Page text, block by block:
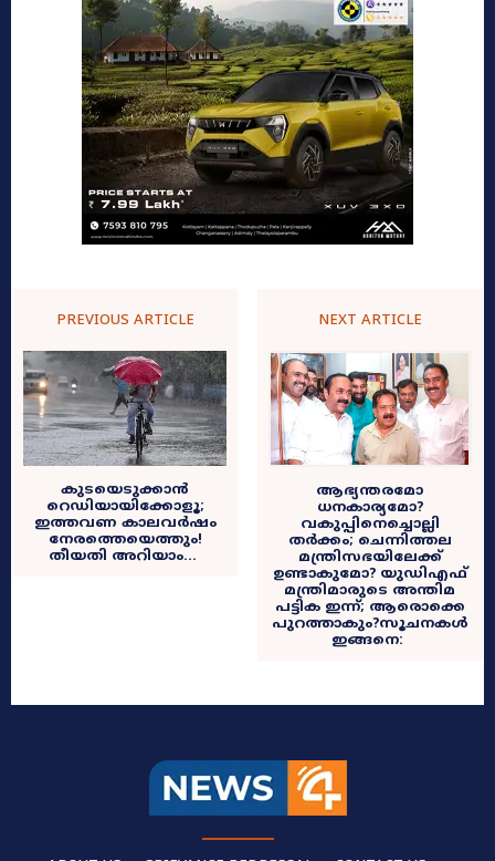
PREVIOUS ARTICLE
കുടയെടുക്കാൻ
റെഡിയായിക്കോളൂ;
ഇത്തവണ കാലവർഷം
നേരത്തെയെത്തും!
തീയതി അറിയാം…
NEXT ARTICLE
ആഭ്യന്തരമോ
ധനകാര്യമോ?
വകുപ്പിനെച്ചൊല്ലി
തർക്കം; ചെന്നിത്തല
മന്ത്രിസഭയിലേക്ക്
ഉണ്ടാകുമോ? യുഡിഎഫ്
മന്ത്രിമാരുടെ അന്തിമ
പട്ടിക ഇന്ന്; ആരൊക്കെ
പുറത്താകും?സൂചനകൾ
ഇങ്ങനെ: